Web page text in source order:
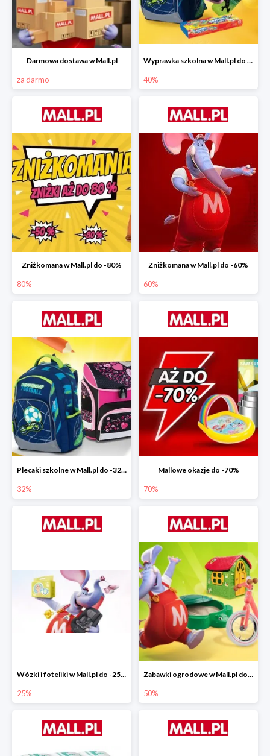
Darmowa dostawa w Mall.pl
za darmo
Wyprawka szkolna w Mall.pl do -40%
40%
Zniżkomana w Mall.pl do -80%
80%
Zniżkomana w Mall.pl do -60%
60%
Plecaki szkolne w Mall.pl do -32%
32%
Mallowe okazje do -70%
70%
Wózki i foteliki w Mall.pl do -25%
25%
Zabawki ogrodowe w Mall.pl do -40%
50%